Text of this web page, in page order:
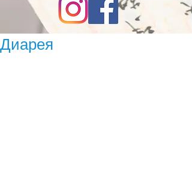
Диарея